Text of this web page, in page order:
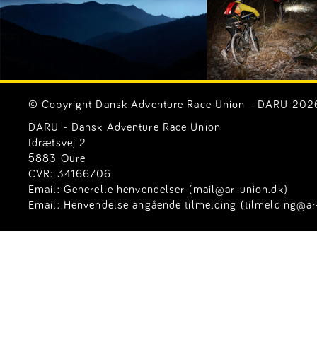
© Copyright Dansk Adventure Race Union - DARU
DARU - Dansk Adventure Race Union
Idrætsvej 2
5883 Oure
CVR: 34166706
Email: Generelle henvendelser (mail@ar-union.dk)
Email: Henvendelse angående tilmelding